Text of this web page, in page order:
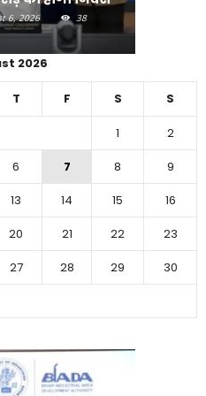
6, 2026
38
2026
T F S S
1
2
6 7 8
9
13 14 15
16
20 21 22
23
27 28 29
30